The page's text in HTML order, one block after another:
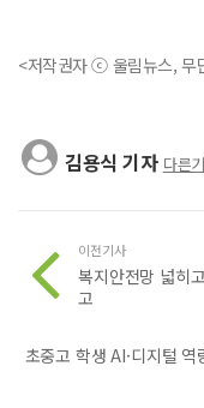
<저작권자 ⓒ 울림뉴스, 무
김용식 기자 다른
이전기사
복지안전망 넓히
고
초중고 학생 AI·디지털